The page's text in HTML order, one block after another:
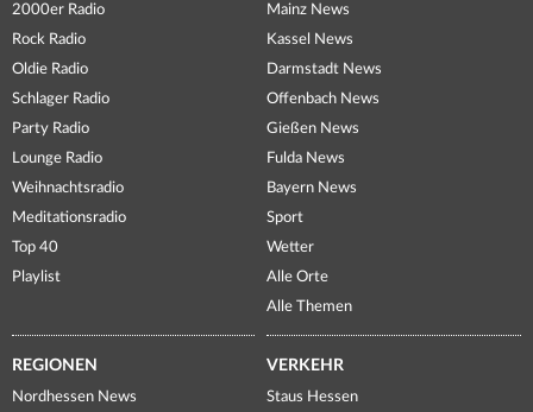
2000er Radio
Rock Radio
Oldie Radio
Schlager Radio
Party Radio
Lounge Radio
Weihnachtsradio
Meditationsradio
Top 40
Playlist
Mainz News
Kassel News
Darmstadt News
Offenbach News
Gießen News
Fulda News
Bayern News
Sport
Wetter
Alle Orte
Alle Themen
REGIONEN
Nordhessen News
VERKEHR
Staus Hessen